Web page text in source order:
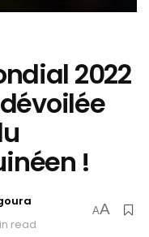
2022
!
read
AA